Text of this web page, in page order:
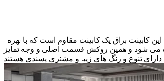
کابینت براق یک کابینت مقاوم است که با بهره
می شود و همین روکش قسمت اصلی و وجه تمایز
تنوع و رنگ های زیبا و مشتری پسندی هستند